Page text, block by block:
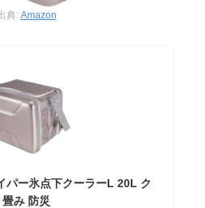
典: Amazon
パー氷点下クーラーL 20L ク
み 防災